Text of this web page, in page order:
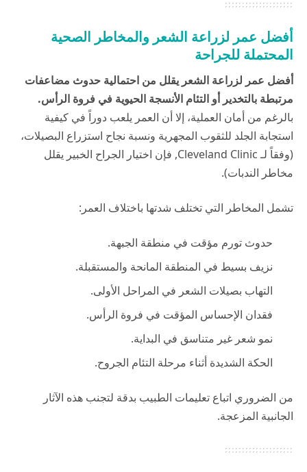
أفضل عمر لزراعة الشعر والمخاطر الصحية
المحتملة للجراحة
أفضل عمر لزراعة الشعر يقلل من احتمالية حدوث مضاعفات
مرتبطة بالتخدير أو التئام الأنسجة الحيوية في فروة الرأس.
بالرغم من أمان العملية، إلا أن العمر يلعب دوراً في كيفية
استجابة الجلد للثقوب المجهرية ونسبة نجاح استزراع البصيلات،
(وفقاً لـCleveland Clinic, فإن اختيار الجراح الخبير يقلل
مخاطر الندبات).
تشمل المخاطر التي تختلف شدتها باختلاف العمر:
حدوث تورم مؤقت في منطقة الجبهة.
نزيف بسيط في المنطقة المانحة والمستقبلة.
التهاب بصيلات الشعر في المراحل الأولى.
فقدان الإحساس المؤقت في فروة الرأس.
نمو شعر غير متناسق في البداية.
الحكة الشديدة أثناء مرحلة التئام الجروح.
من الضروري اتباع تعليمات الطبيب بدقة لتجنب هذه الآثار
الجانبية المزعجة.